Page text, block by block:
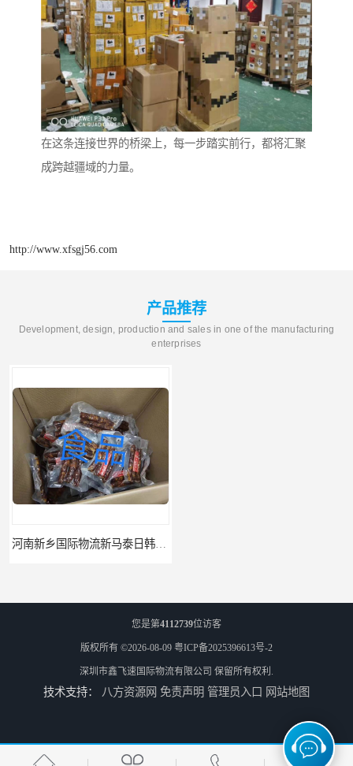
在这条连接世界的桥梁上，每一步踏实前行，都将汇聚
成跨越疆域的力量。
http://www.xfsgj56.com
产品推荐
Development, design, production and sales in one of the manufacturing
enterprises
河南鹤壁美森快船美国FBA专线海运国际物流双清包税 河南安阳欧美日加FBA空海运入仓DHL快递代理当日提取
您是第4112739位访客
版权所有 ©2026-08-09 粤ICP备2025396613号-2
深圳市鑫飞速国际物流有限公司 保留所有权利.
技术支持： 八方资源网 免责声明 管理员入口 网站地图